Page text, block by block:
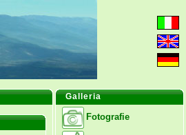
Galleria
Fotografie